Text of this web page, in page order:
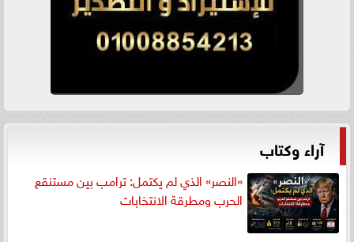
آراء وكتاب
«النصر» الذي لم يكتمل: ترامب بين مستنقع
الحرب ومطرقة الانتخابات